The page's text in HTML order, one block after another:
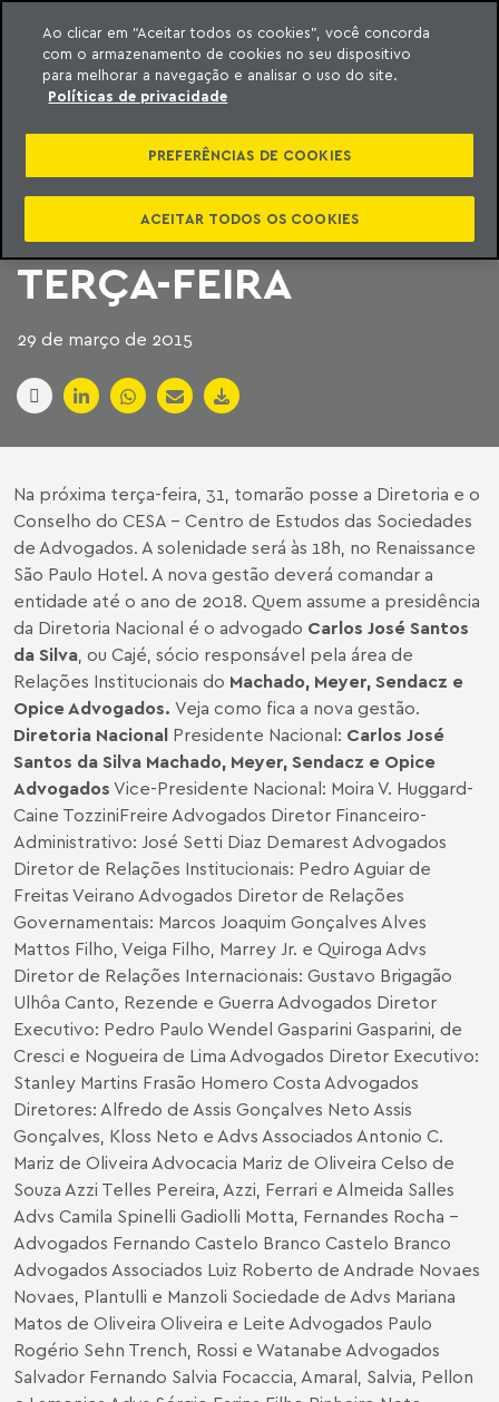
o conteúdo
Machado Meyer
DIRETORIA E
CONSELHO DO CESA
TOMAM POSSE NESTA
TERÇA-FEIRA
29 de março de 2015
Na próxima terça-feira, 31, tomarão posse a Diretoria e o
Conselho do CESA - Centro de Estudos das Sociedades
de Advogados. A solenidade será às 18h, no Renaissance
São Paulo Hotel. A nova gestão deverá comandar a
entidade até o ano de 2018. Quem assume a presidência
da Diretoria Nacional é o advogado Carlos José Santos
da Silva, ou Cajé, sócio responsável pela área de
Relações Institucionais do Machado, Meyer, Sendacz e
Opice Advogados. Veja como fica a nova gestão.
Diretoria Nacional Presidente Nacional: Carlos José
Santos da Silva Machado, Meyer, Sendacz e Opice
Advogados Vice-Presidente Nacional: Moira V. Huggard-
Caine TozziniFreire Advogados Diretor Financeiro-
Administrativo: José Setti Diaz Demarest Advogados
Diretor de Relações Institucionais: Pedro Aguiar de
Freitas Veirano Advogados Diretor de Relações
Governamentais: Marcos Joaquim Gonçalves Alves
Mattos Filho, Veiga Filho, Marrey Jr. e Quiroga Advs
Diretor de Relações Internacionais: Gustavo Brigagão
Ulhôa Canto, Rezende e Guerra Advogados Diretor
Executivo: Pedro Paulo Wendel Gasparini Gasparini, de
Cresci e Nogueira de Lima Advogados Diretor Executivo:
Stanley Martins Frasão Homero Costa Advogados
Diretores: Alfredo de Assis Gonçalves Neto Assis
Gonçalves, Kloss Neto e Advs Associados Antonio C.
Mariz de Oliveira Advocacia Mariz de Oliveira Celso de
Souza Azzi Telles Pereira, Azzi, Ferrari e Almeida Salles
Advs Camila Spinelli Gadiolli Motta, Fernandes Rocha -
Advogados Fernando Castelo Branco Castelo Branco
Advogados Associados Luiz Roberto de Andrade Novaes
Novaes, Plantulli e Manzoli Sociedade de Advs Mariana
Matos de Oliveira Oliveira e Leite Advogados Paulo
Rogério Sehn Trench, Rossi e Watanabe Advogados
Salvador Fernando Salvia Focaccia, Amaral, Salvia, Pellon
Ao clicar em “Aceitar todos os cookies”, você concorda
com o armazenamento de cookies no seu dispositivo
para melhorar a navegação e analisar o uso do site.
Políticas de privacidade
PREFERÊNCIAS DE COOKIES
ACEITAR TODOS OS COOKIES